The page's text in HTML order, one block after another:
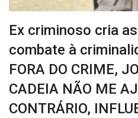
Ex criminoso cria
combate à
FORA DO CRIME,
CADEIA NÃO ME
CONTRÁRIO,